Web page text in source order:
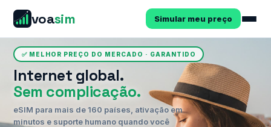
voasim Simular meu preço
✅ MELHOR PREÇO DO MERCADO · GARANTIDO
Internet global.
Sem complicação.
eSIM para mais de 160 países, ativação em
minutos e suporte humano quando você